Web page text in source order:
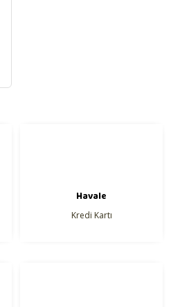
Havale
Kredi Kartı